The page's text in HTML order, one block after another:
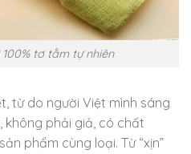
tơ tằm tự nhiên
từ do người Việt mình sáng
không phải giả, có chất
phẩm cùng loại. Từ “xịn”